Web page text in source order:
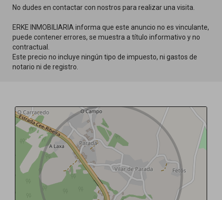
No dudes en contactar con nostros para realizar una visita.
ERKE INMOBILIARIA informa que este anuncio no es vinculante,
puede contener errores, se muestra a título informativo y no
contractual.
Este precio no incluye ningún tipo de impuesto, ni gastos de
notario ni de registro.